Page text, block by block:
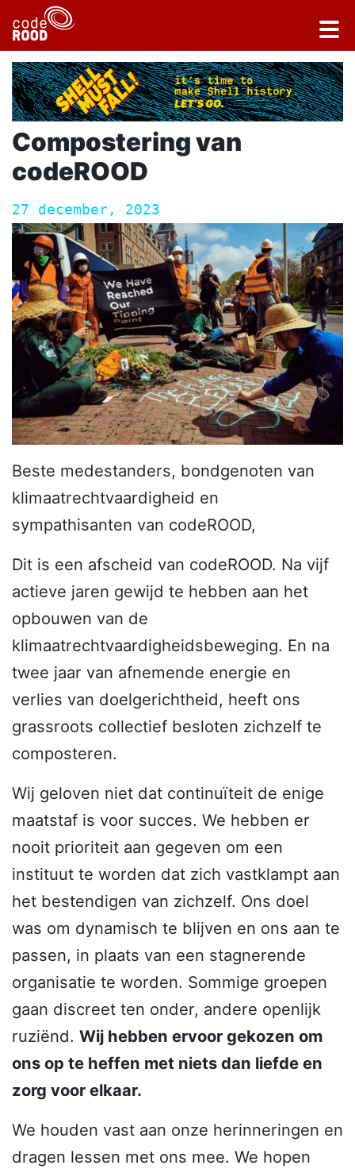
Compostering van
codeROOD
27 december, 2023
Beste medestanders, bondgenoten van
klimaatrechtvaardigheid en
sympathisanten van codeROOD,
Dit is een afscheid van codeROOD. Na vijf
actieve jaren gewijd te hebben aan het
opbouwen van de
klimaatrechtvaardigheidsbeweging. En na
twee jaar van afnemende energie en
verlies van doelgerichtheid, heeft ons
grassroots collectief besloten zichzelf te
composteren.
Wij geloven niet dat continuïteit de enige
maatstaf is voor succes. We hebben er
nooit prioriteit aan gegeven om een
instituut te worden dat zich vastklampt aan
het bestendigen van zichzelf. Ons doel
was om dynamisch te blijven en ons aan te
passen, in plaats van een stagnerende
organisatie te worden. Sommige groepen
gaan discreet ten onder, andere openlijk
ruziënd. Wij hebben ervoor gekozen om
ons op te heffen met niets dan liefde en
zorg voor elkaar.
We houden vast aan onze herinneringen en
dragen lessen met ons mee. We hopen